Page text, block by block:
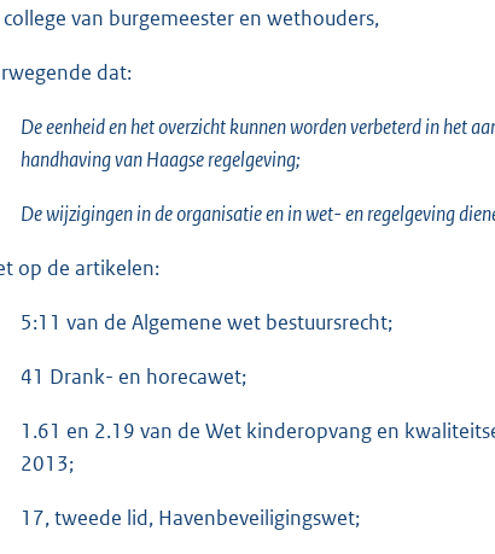
van burgemeester en wethouders,
dat:
De eenheid en het overzicht kunnen worden verbeterd in het
handhaving van Haagse regelgeving;
De wijzigingen in de organisatie en in wet- en regelgeving
op de artikelen:
5:11 van de Algemene wet bestuursrecht;
41 Drank- en horecawet;
1.61 en 2.19 van de Wet kinderopvang en
2013;
17, tweede lid, Havenbeveiligingswet;